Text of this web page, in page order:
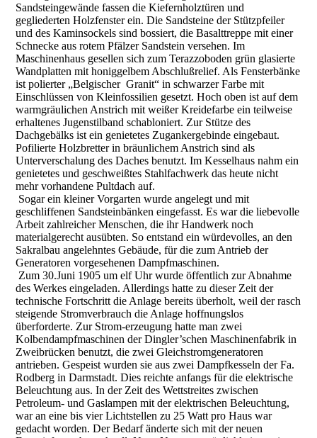
Sandsteingewände fassen die Kiefernholztüren und
gegliederten Holzfenster ein. Die Sandsteine der Stützpfeiler
und des Kaminsockels sind bossiert, die Basalttreppe mit einer
Schnecke aus rotem Pfälzer Sandstein versehen. Im
Maschinenhaus gesellen sich zum Terazzoboden grün glasierte
Wandplatten mit honiggelbem Abschlußrelief. Als Fensterbänke
ist polierter „Belgischer Granit“ in schwarzer Farbe mit
Einschlüssen von Kleinfossilien gesetzt. Hoch oben ist auf dem
warmgräulichen Anstrich mit weißer Kreidefarbe ein teilweise
erhaltenes Jugenstilband schabloniert. Zur Stütze des
Dachgebälks ist ein genietetes Zugankergebinde eingebaut.
Pofilierte Holzbretter in bräunlichem Anstrich sind als
Unterverschalung des Daches benutzt. Im Kesselhaus nahm ein
genietetes und geschweißtes Stahlfachwerk das heute nicht
mehr vorhandene Pultdach auf.
Sogar ein kleiner Vorgarten wurde angelegt und mit
geschliffenen Sandsteinbänken eingefasst. Es war die liebevolle
Arbeit zahlreicher Menschen, die ihr Handwerk noch
materialgerecht ausübten. So entstand ein würdevolles, an den
Sakralbau angelehntes Gebäude, für die zum Antrieb der
Generatoren vorgesehenen Dampfmaschinen.
Zum 30.Juni 1905 um elf Uhr wurde öffentlich zur Abnahme
des Werkes eingeladen. Allerdings hatte zu dieser Zeit der
technische Fortschritt die Anlage bereits überholt, weil der rasch
steigende Stromverbrauch die Anlage hoffnungslos
überforderte. Zur Strom-erzeugung hatte man zwei
Kolbendampfmaschinen der Dingler’schen Maschinenfabrik in
Zweibrücken benutzt, die zwei Gleichstromgeneratoren
antrieben. Gespeist wurden sie aus zwei Dampfkesseln der Fa.
Rodberg in Darmstadt. Dies reichte anfangs für die elektrische
Beleuchtung aus. In der Zeit des Wettstreites zwischen
Petroleum- und Gaslampen mit der elektrischen Beleuchtung,
war an eine bis vier Lichtstellen zu 25 Watt pro Haus war
gedacht worden. Der Bedarf änderte sich mit der neuen